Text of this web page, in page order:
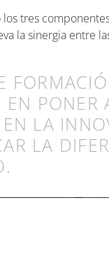
tres
la sinergia entre
PONER
LA
LA